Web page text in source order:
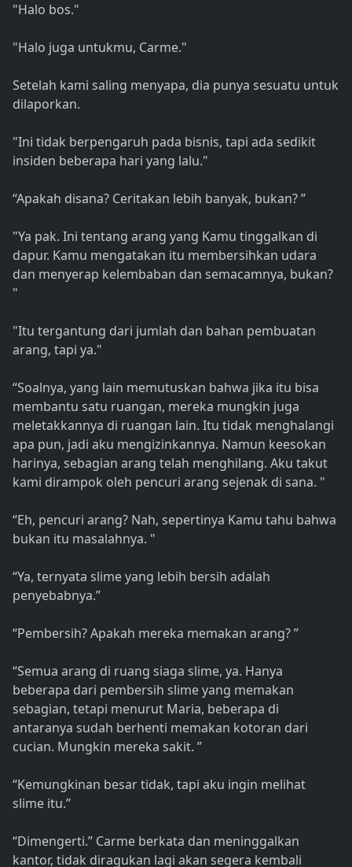
"Halo bos."
"Halo juga untukmu, Carme."
Setelah kami saling menyapa, dia punya sesuatu untuk
dilaporkan.
"Ini tidak berpengaruh pada bisnis, tapi ada sedikit
insiden beberapa hari yang lalu."
“Apakah disana? Ceritakan lebih banyak, bukan? ”
"Ya pak. Ini tentang arang yang Kamu tinggalkan di
dapur. Kamu mengatakan itu membersihkan udara
dan menyerap kelembaban dan semacamnya, bukan?
"
"Itu tergantung dari jumlah dan bahan pembuatan
arang, tapi ya."
“Soalnya, yang lain memutuskan bahwa jika itu bisa
membantu satu ruangan, mereka mungkin juga
meletakkannya di ruangan lain. Itu tidak menghalangi
apa pun, jadi aku mengizinkannya. Namun keesokan
harinya, sebagian arang telah menghilang. Aku takut
kami dirampok oleh pencuri arang sejenak di sana. "
“Eh, pencuri arang? Nah, sepertinya Kamu tahu bahwa
bukan itu masalahnya. "
“Ya, ternyata slime yang lebih bersih adalah
penyebabnya.”
“Pembersih? Apakah mereka memakan arang? ”
“Semua arang di ruang siaga slime, ya. Hanya
beberapa dari pembersih slime yang memakan
sebagian, tetapi menurut Maria, beberapa di
antaranya sudah berhenti memakan kotoran dari
cucian. Mungkin mereka sakit. ”
“Kemungkinan besar tidak, tapi aku ingin melihat
slime itu.”
“Dimengerti.” Carme berkata dan meninggalkan
kantor, tidak diragukan lagi akan segera kembali